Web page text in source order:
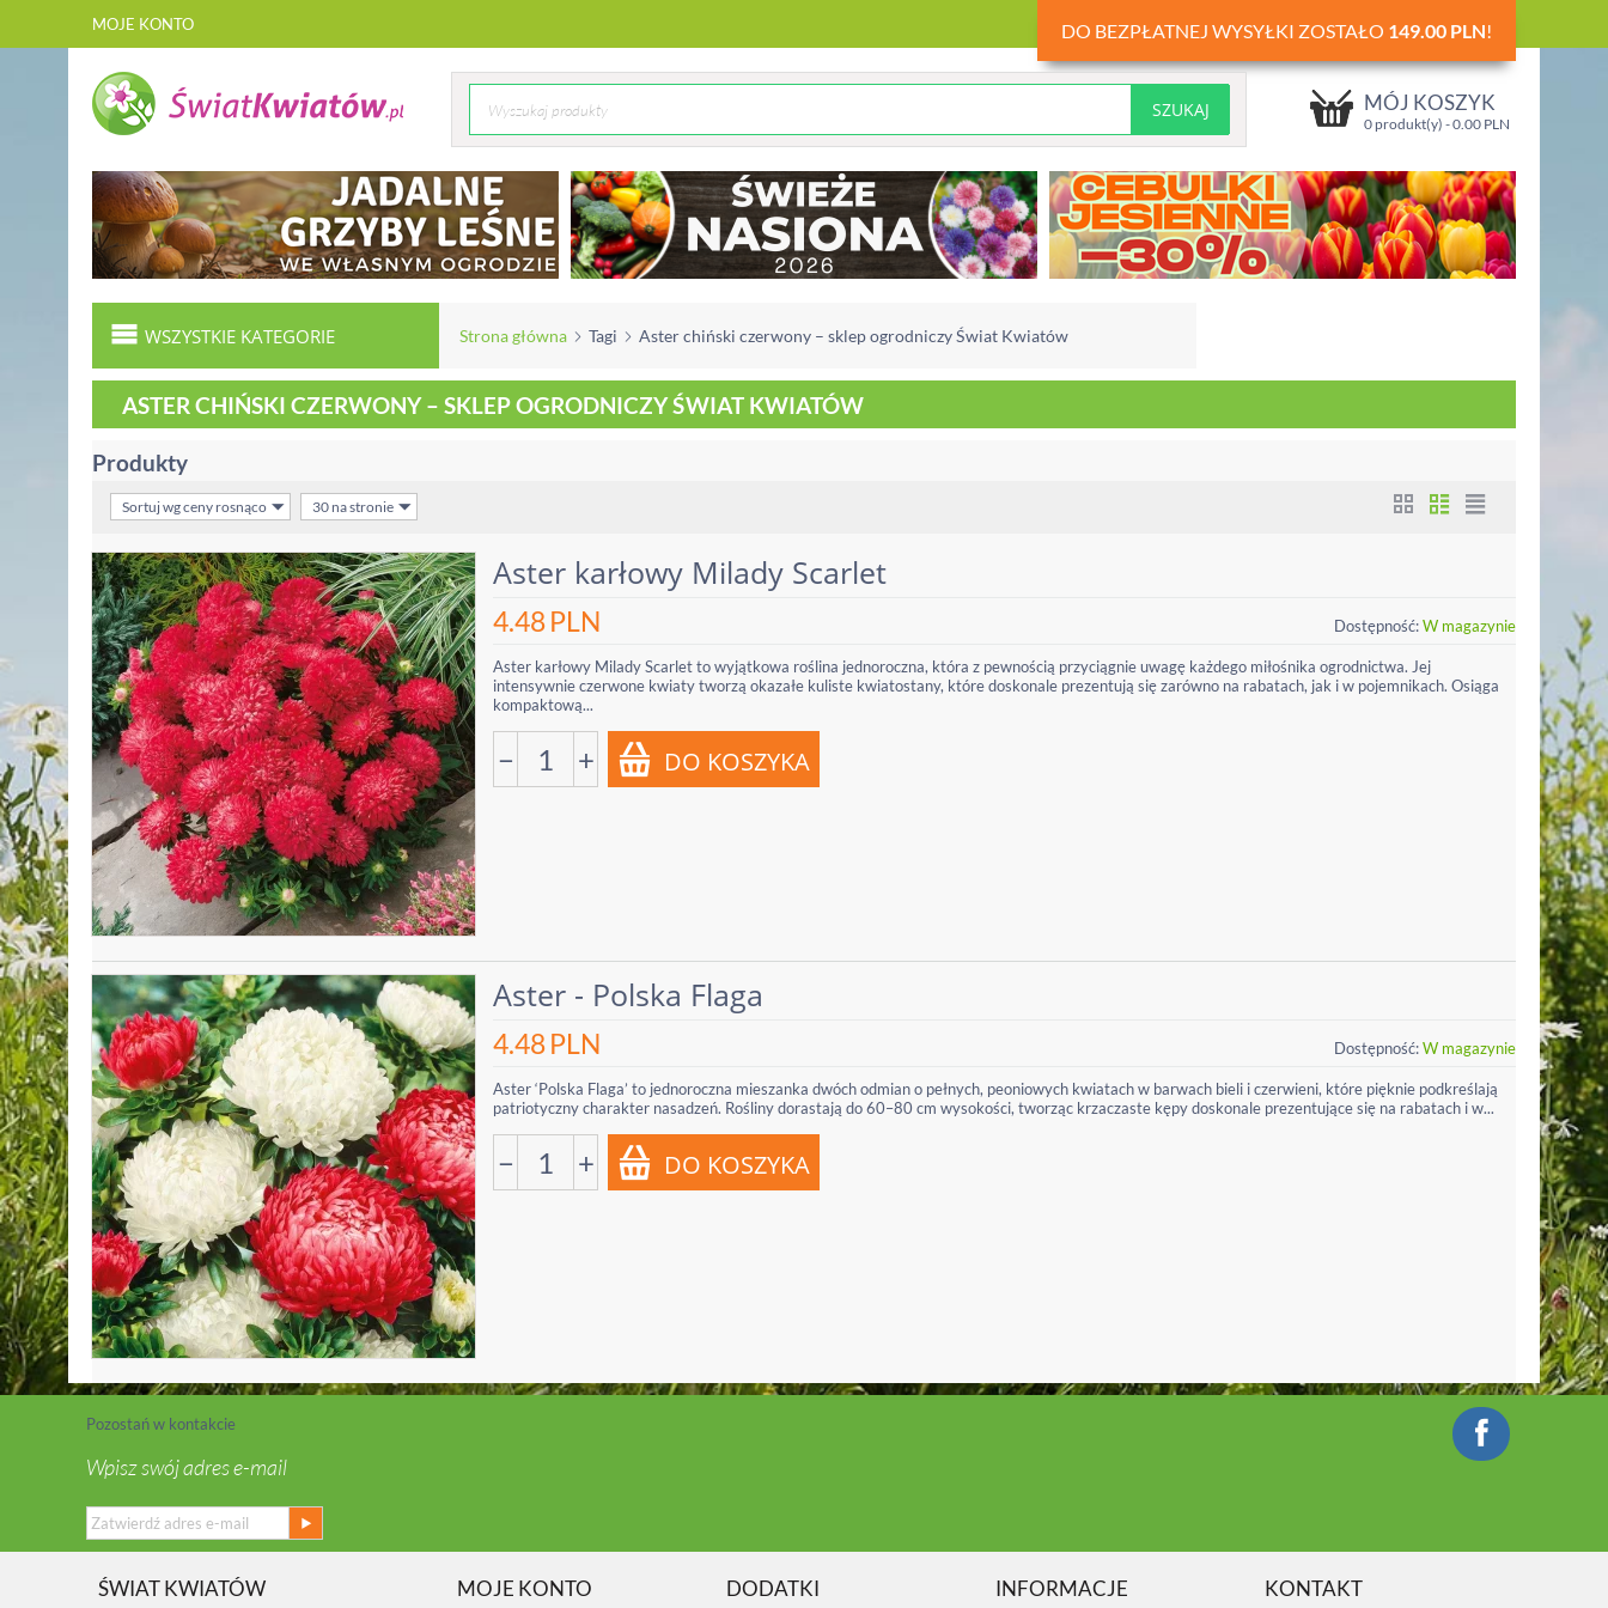
MOJE KONTO DO BEZPŁATNEJ WYSYŁKI ZOSTAŁO 149.00 PLN!
MÓJ KOSZYK
0 produkt(y) -0.00 PLN
WSZYSTKIE KATEGORIE Strona główna Tagi Aster chiński czerwony – sklep ogrodniczy Świat Kwiatów
ASTER CHIŃSKI CZERWONY – SKLEP OGRODNICZY ŚWIAT KWIATÓW
Produkty
Sortuj wg ceny rosnąco 30 na stronie
Aster karłowy Milady Scarlet
4.48PLN Dostępność:W magazynie
Aster karłowy Milady Scarlet to wyjątkowa roślina jednoroczna, która z pewnością przyciągnie uwagę każdego miłośnika ogrodnictwa. Jej
intensywnie czerwone kwiaty tworzą okazałe kuliste kwiatostany, które doskonale prezentują się zarówno na rabatach, jak i w pojemnikach. Osiąga
kompaktową...
− +
Aster - Polska Flaga
4.48PLN Dostępność:W magazynie
Aster ‘Polska Flaga’ to jednoroczna mieszanka dwóch odmian o pełnych, peoniowych kwiatach w barwach bieli i czerwieni, które pięknie podkreślają
patriotyczny charakter nasadzeń. Rośliny dorastają do 60–80 cm wysokości, tworząc krzaczaste kępy doskonale prezentujące się na rabatach i w...
− +
Pozostań w kontakcie
Wpisz swój adres e-mail
ŚWIAT KWIATÓW MOJE KONTO DODATKI INFORMACJE KONTAKT